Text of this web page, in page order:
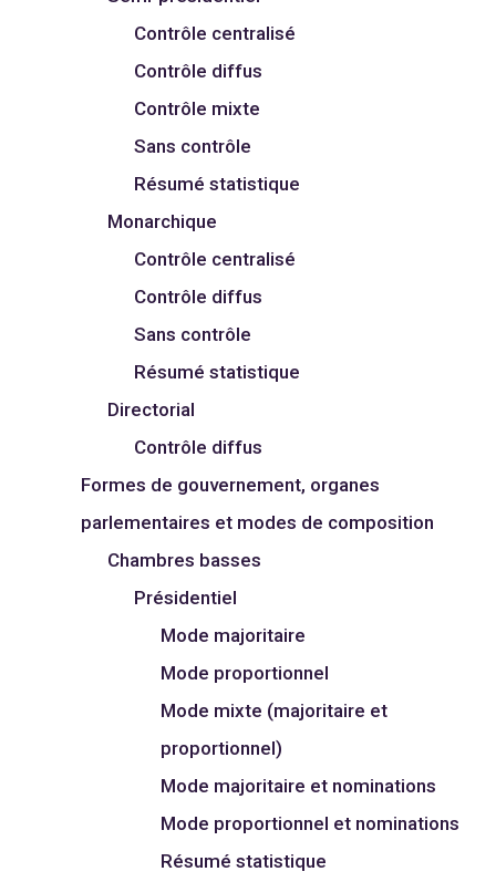
Contrôle centralisé
Contrôle diffus
Contrôle mixte
Sans contrôle
Résumé statistique
Monarchique
Contrôle centralisé
Contrôle diffus
Sans contrôle
Résumé statistique
Directorial
Contrôle diffus
Formes de gouvernement, organes
parlementaires et modes de composition
Chambres basses
Présidentiel
Mode majoritaire
Mode proportionnel
Mode mixte (majoritaire et
proportionnel)
Mode majoritaire et nominations
Mode proportionnel et nominations
Résumé statistique